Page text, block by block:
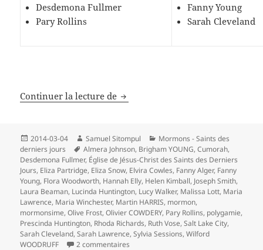
Desdemona Fullmer
Pary Rollins
Fanny Young
Sarah Cleveland
Continuer la lecture de Joseph Smith et Brigham Young,
Publié
le
2014-03-04 Auteur
Samuel Sitompul Catégories
Mormons - Saints des
derniers jours
Mots-
clés
Almera Johnson, Brigham YOUNG,Cumorah,
Desdemona Fullmer, Église de Jésus-Christ des Saints des Derniers
Jours, Eliza Partridge, Eliza Snow, Elvira Cowles, Fanny Alger, Fanny
Young, Flora Woodworth, Hannah Elly, Helen Kimball, Joseph Smith,
Laura Beaman, Lucinda Huntington, Lucy Walker, Malissa Lott, Maria
Lawrence, Maria Winchester, Martin HARRIS, mormon,
mormonsime,Olive Frost,Olivier COWDERY, Pary Rollins, polygamie,
Prescinda Huntington, Rhoda Richards, Ruth Vose,Salt Lake City,
Sarah Cleveland,Sarah Lawrence,Sylvia Sessions,Wilford
WOODRUFF
2 commentaires